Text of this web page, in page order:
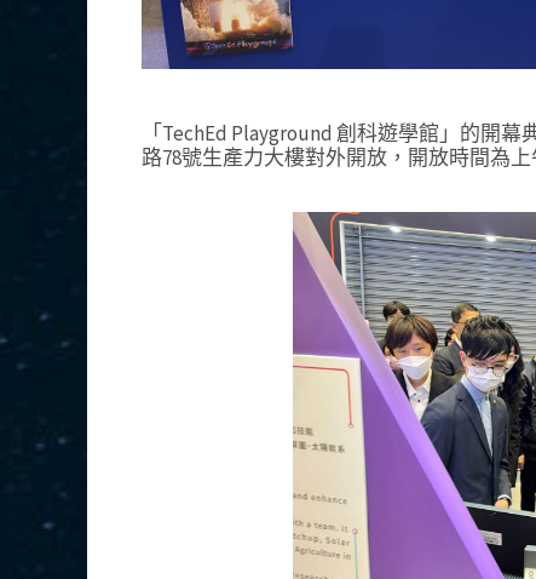
「TechEd Playground 創科遊學館」的開
路78號生產力大樓對外開放，開放時間為上